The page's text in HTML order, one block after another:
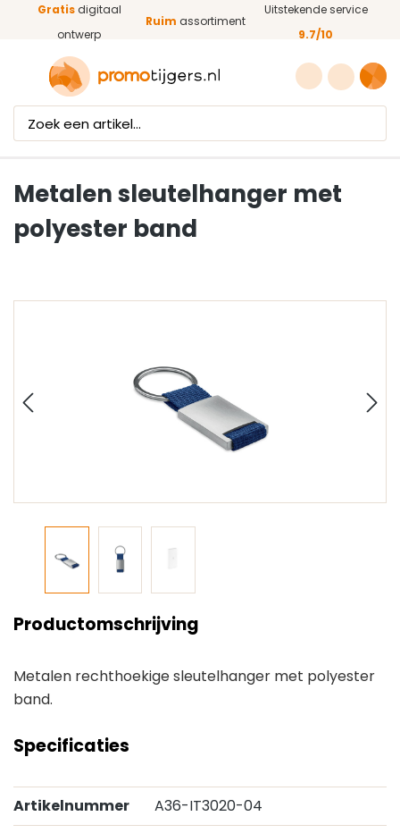
Ga naar de hoofdinhoud
Gratisdigitaal
ontwerp
Ruim assortiment
Uitstekende service
9.7/10
Metalen sleutelhanger met
polyester band
Productomschrijving
Metalen rechthoekige sleutelhanger met polyester
band.
Specificaties
Artikelnummer
A36-IT3020-04